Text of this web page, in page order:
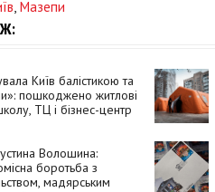
, Мазепи
Київ балістикою та
пошкоджено житлові
ТЦ і бізнес-центр
Волошина:
боротьба з
мадярським